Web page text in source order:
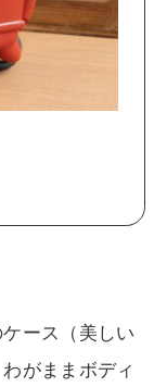
ース（美しい
がままボディ